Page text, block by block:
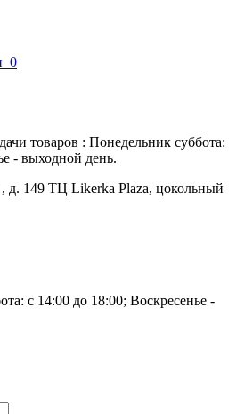
0
товаров : Понедельник суббота:
- выходной день.
, д. 149 ТЦ Likerka Plaza, цокольный
с 14:00 до 18:00; Воскресенье -